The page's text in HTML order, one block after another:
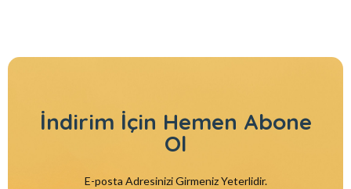
İndirim İçin Hemen Abone
Ol
E-posta Adresinizi Girmeniz Yeterlidir.